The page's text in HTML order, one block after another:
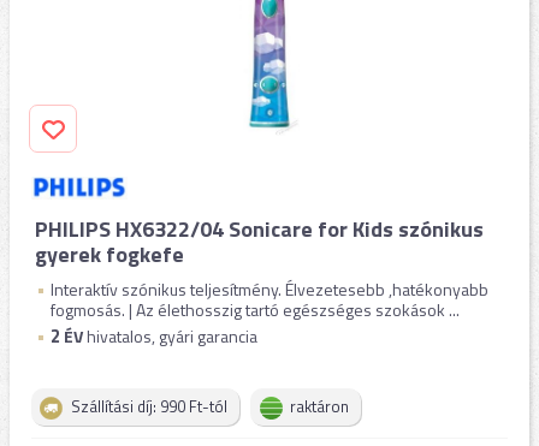
PHILIPS HX6322/04 Sonicare for Kids szónikus
gyerek fogkefe
Interaktív szónikus teljesítmény. Élvezetesebb ,hatékonyabb
fogmosás. | Az élethosszig tartó egészséges szokások ...
2 ÉVhivatalos, gyári garancia
Szállítási díj: 990 Ft-tól raktáron